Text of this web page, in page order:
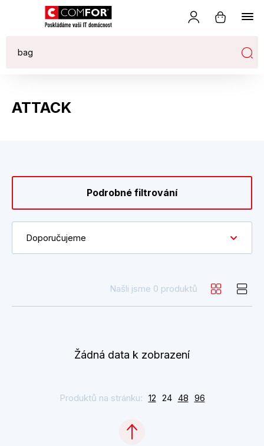
ATTACK
Podrobné filtrování
Doporučujeme
Našli jsme 0 produktů
Žádná data k zobrazení
Produktů na stránku: 12 24 48 96